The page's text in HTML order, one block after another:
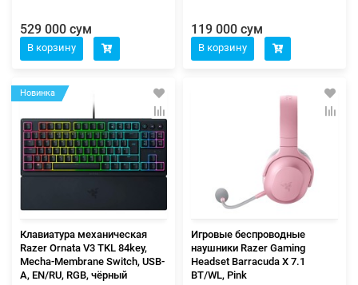
529 000 сум
В корзину
119 000 сум
В корзину
Новинка
Клавиатура механическая
Razer Ornata V3 TKL 84key,
Mecha-Membrane Switch, USB-
A, EN/RU, RGB, чёрный
Игровые беспроводные
наушники Razer Gaming
Headset Barracuda X 7.1
BT/WL, Pink